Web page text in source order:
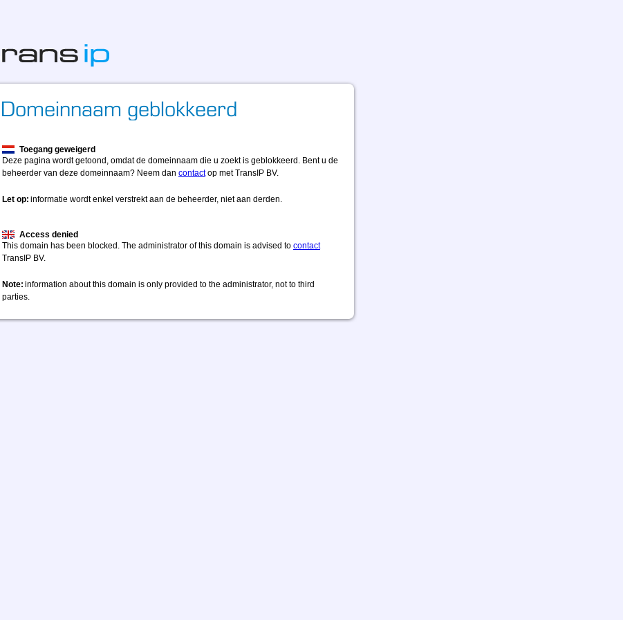
Toegang geweigerd
Deze pagina wordt getoond, omdat de domeinnaam die u zoekt is geblokkeerd. Bent u de
beheerder van deze domeinnaam? Neem dan contactop met TransIP BV.
Let op: informatie wordt enkel verstrekt aan de beheerder, niet aan derden.
Access denied
This domain has been blocked. The administrator of this domain is advised to contact
TransIP BV.
Note: information about this domain is only provided to the administrator, not to third
parties.